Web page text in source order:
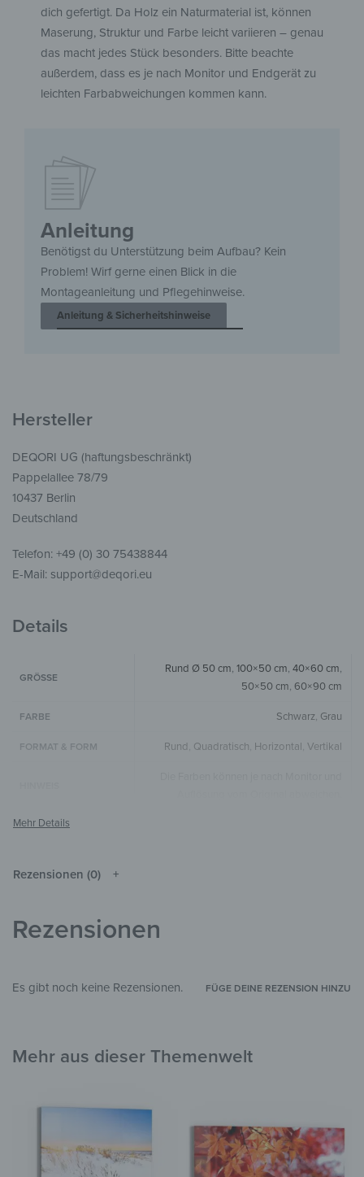
Anleitung
Benötigst du Unterstützung beim Aufbau? Kein
Problem! Wirf gerne einen Blick in die
Montageanleitung und Pflegehinweise.
Anleitung & Sicherheitshinweise
dich gefertigt. Da Holz ein Naturmaterial ist, können
Maserung, Struktur und Farbe leicht variieren – genau
das macht jedes Stück besonders. Bitte beachte
außerdem, dass es je nach Monitor und Endgerät zu
leichten Farbabweichungen kommen kann.
Hersteller
DEQORI UG (haftungsbeschränkt)
Pappelallee 78/79
10437 Berlin
Deutschland
Telefon: +49 (0) 30 75438844
E-Mail: support@deqori.eu
Details
GRÖSSE
Rund Ø 50 cm, 100×50 cm, 40×60 cm,
50×50 cm, 60×90 cm
FARBE Schwarz, Grau
FORMAT & FORM Rund, Quadratisch, Horizontal, Vertikal
MATERIALIEN
Rezensionen (0)
Rezensionen
Es gibt noch keine Rezensionen. FÜGE DEINE REZENSION HINZU
Mehr aus dieser Themenwelt